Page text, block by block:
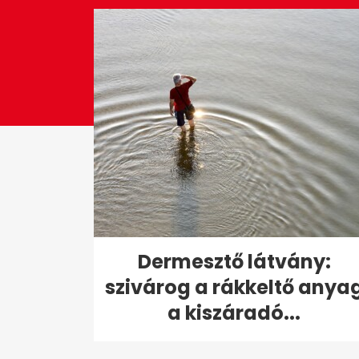
0%
Dermesztő látvány:
szivárog a rákkeltő
a kiszáradó...